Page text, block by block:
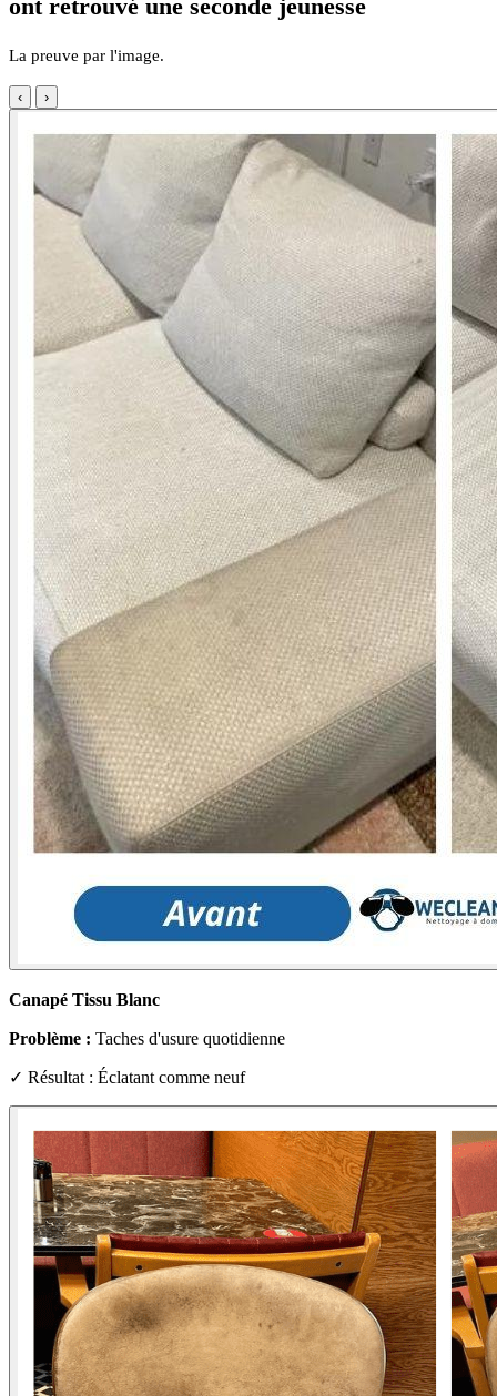
ont retrouvé une seconde jeunesse
La preuve par l'image.
‹ ›
Canapé Tissu Blanc
Problème : Taches d'usure quotidienne
✓ Résultat : Éclatant comme neuf